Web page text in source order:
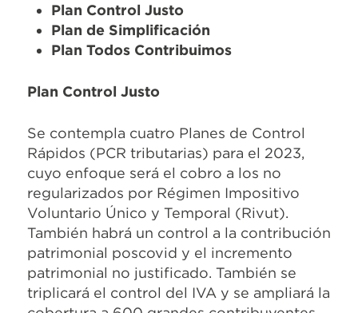
Plan Control Justo
Plan de Simplificación
Plan Todos Contribuimos
Plan Control Justo
Se contempla cuatro Planes de Control
Rápidos (PCR tributarias) para el 2023,
cuyo enfoque será el cobro a los no
regularizados por Régimen Impositivo
Voluntario Único y Temporal (Rivut).
También habrá un control a la contribución
patrimonial poscovid y el incremento
patrimonial no justificado. También se
triplicará el control del IVA y se ampliará la